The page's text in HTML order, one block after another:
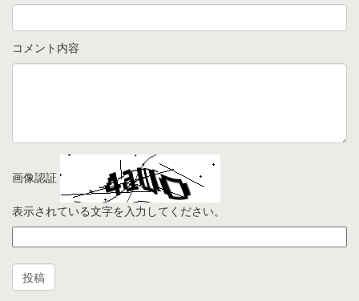
コメント内容
画像認証
表示されている文字を入力してください。